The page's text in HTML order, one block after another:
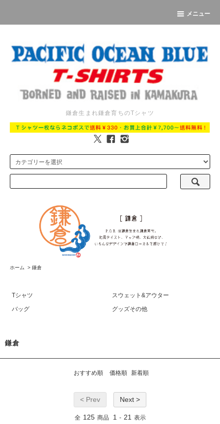
メニュー
鎌倉生まれ鎌倉育ちのTシャツ
ホーム > 鎌倉
Tシャツ
スウェット&アウター
バッグ
グッズその他
鎌倉
おすすめ順 価格順 新着順
< Prev Next >
全 125 商品 1 - 21 表示